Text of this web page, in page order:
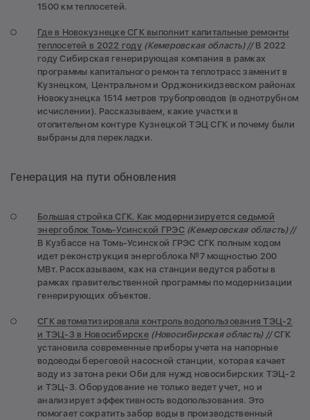
1500 км теплосетей.
Где в Новокузнецке СГК выполнит капитальные ремонты
теплосетей в 2022 году (Кемеровская область) //В 2022
году Сибирская генерирующая компания в рамках
программы капитального ремонта теплотрасс заменит в
Кузнецком, Центральном и Орджоникидзевском районах
Новокузнецка 1514 метров трубопроводов (в однотрубном
исчислении). Рассказываем, какие участки в
отопительном контуре Кузнецкой ТЭЦ СГК и почему были
выбраны для перекладки.
Генерация на пути обновления
Большая стройка СГК. Как модернизируется седьмой
энергоблок Томь-Усинской ГРЭС (Кемеровская область) //
В Кузбассе на Томь-Усинской ГРЭС СГК полным ходом
идет реконструкция энергоблока №7 мощностью 200
МВт. Рассказываем, как на станции ведутся работы в
рамках правительственной программы по модернизации
генерирующих объектов.
СГК автоматизировала контроль водопользования ТЭЦ-2
и ТЭЦ-3 в Новосибирске (Новосибирская область) //СГК
установила современные приборы учета на напорные
водоводы береговой насосной станции, которая качает
воду из затона реки Оби для нужд новосибирских ТЭЦ-2
и ТЭЦ-3. Оборудование не только ведет учет, но и
анализирует эффективность водопользования. Это
помогает сократить забор воды в производственный